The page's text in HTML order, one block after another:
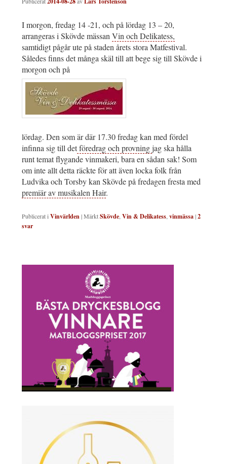
I morgon, fredag 14 -21, och på lördag 13 – 20,
arrangeras i Skövde mässanVin och Delikatess,
samtidigt pågår ute på staden årets stora Matfestival.
Således finns det många skäl till att bege sig till Skövde i
morgon och på
lördag. Den som är där 17.30 fredag kan med fördel
infinna sig till detföredrag och provningjag ska hålla
runt temat flygande vinmakeri, bara en sådan sak! Som
om inte allt detta räckte för att även locka folk från
Ludvika och Torsby kan Skövde på fredagen fresta med
premiär av musikalen Hair.
Publicerat i Vinvärlden|MärktSkövde Vin & Delikatess vinmässa|2
svar